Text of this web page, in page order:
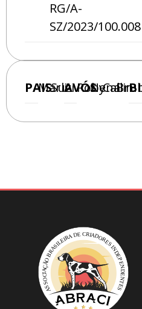
RG/A-
SZ/2023/100.008
PAISMarli
SuziAVÓS
RobyNena
Callin